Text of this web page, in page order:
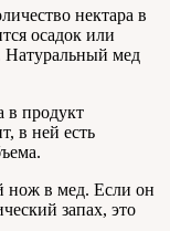
нектара в
осадок или
Натуральный мед
в продукт
в ней есть
нож в мед. Если он
запах, это